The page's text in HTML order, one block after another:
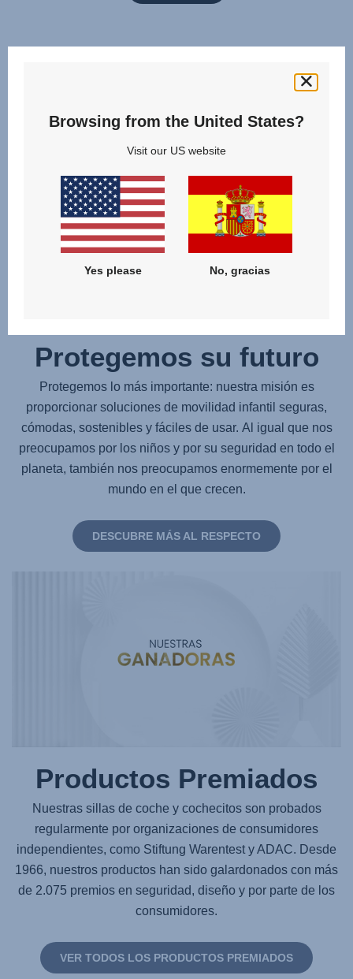
Protegemos su futuro
Protegemos lo más importante: nuestra misión es
proporcionar soluciones de movilidad infantil seguras,
cómodas, sostenibles y fáciles de usar. Al igual que nos
preocupamos por los niños y por su seguridad en todo el
planeta, también nos preocupamos enormemente por el
mundo en el que crecen.
DESCUBRE MÁS AL RESPECTO
Productos Premiados
Nuestras sillas de coche y cochecitos son probados
regularmente por organizaciones de consumidores
independientes, como Stiftung Warentest y ADAC. Desde
1966, nuestros productos han sido galardonados con más
de 2.075 premios en seguridad, diseño y por parte de los
consumidores.
VER TODOS LOS PRODUCTOS PREMIADOS
Browsing from the United States?
Visit our US website
Yes please No, gracias